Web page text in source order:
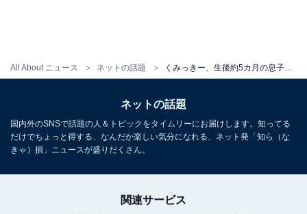
All About ニュース ネットの話題
ネットの話題
国内外のSNSで話題の人＆トピックをタイムリーにお届けします。知ってる
だけでちょっと得する、なんだか楽しい気分になれる、ネット発「知ら（な
きゃ）損」ニュースが盛りだくさん。
関連サービス